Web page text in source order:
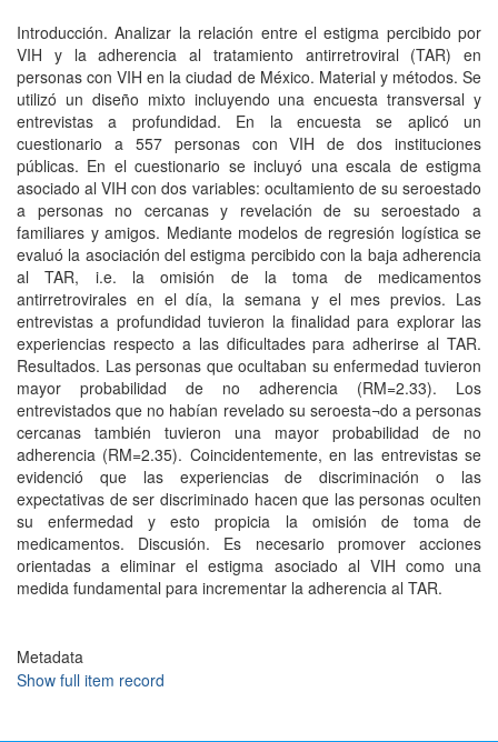
Introducción. Analizar la relación entre el estigma percibido por
VIH y la adherencia al tratamiento antirretroviral (TAR) en
personas con VIH en la ciudad de México. Material y métodos. Se
utilizó un diseño mixto incluyendo una encuesta transversal y
entrevistas a profundidad. En la encuesta se aplicó un
cuestionario a 557 personas con VIH de dos instituciones
públicas. En el cuestionario se incluyó una escala de estigma
asociado al VIH con dos variables: ocultamiento de su seroestado
a personas no cercanas y revelación de su seroestado a
familiares y amigos. Mediante modelos de regresión logística se
evaluó la asociación del estigma percibido con la baja adherencia
al TAR, i.e. la omisión de la toma de medicamentos
antirretrovirales en el día, la semana y el mes previos. Las
entrevistas a profundidad tuvieron la finalidad para explorar las
experiencias respecto a las dificultades para adherirse al TAR.
Resultados. Las personas que ocultaban su enfermedad tuvieron
mayor probabilidad de no adherencia (RM=2.33). Los
entrevistados que no habían revelado su seroesta¬do a personas
cercanas también tuvieron una mayor probabilidad de no
adherencia (RM=2.35). Coincidentemente, en las entrevistas se
evidenció que las experiencias de discriminación o las
expectativas de ser discriminado hacen que las personas oculten
su enfermedad y esto propicia la omisión de toma de
medicamentos. Discusión. Es necesario promover acciones
orientadas a eliminar el estigma asociado al VIH como una
medida fundamental para incrementar la adherencia al TAR.
Metadata
Show full item record